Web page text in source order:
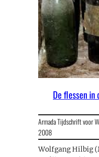
De flessen in
Armada Tijdschrift voor
2008
Wolfgang Hilbig